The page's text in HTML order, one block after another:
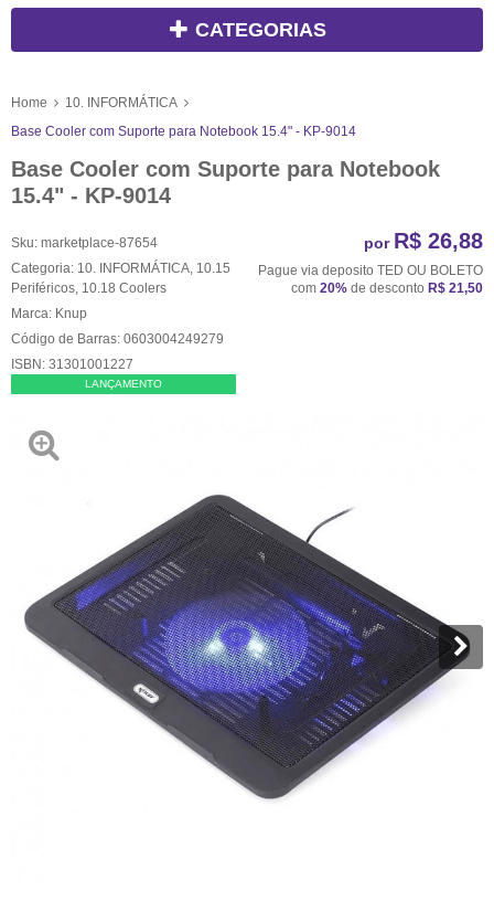
CATEGORIAS
Home
10. INFORMÁTICA
Base Cooler com Suporte para Notebook 15.4" - KP-9014
Base Cooler com Suporte para Notebook
15.4" - KP-9014
Sku: marketplace-87654
Categoria: 10. INFORMÁTICA 10.15
Periféricos 10.18 Coolers
Marca: Knup
Código de Barras: 0603004249279
ISBN: 31301001227
LANÇAMENTO
por R$ 26,88
Pague via deposito TED OU BOLETO
com 20% de desconto R$ 21,50